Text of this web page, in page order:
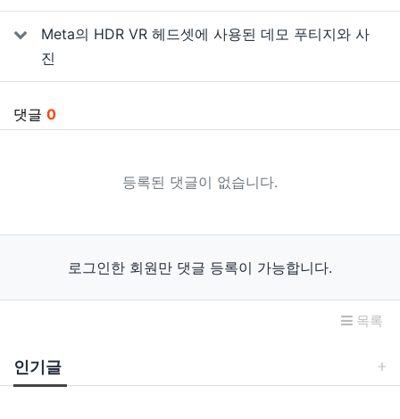
Meta의 HDR VR 헤드셋에 사용된 데모 푸티지와 사
진
댓글 0
등록된 댓글이 없습니다.
로그인한 회원만 댓글 등록이 가능합니다.
목록
인기글